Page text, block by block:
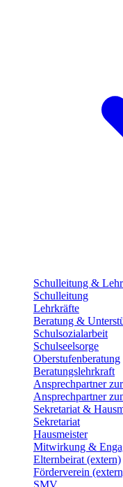
Schulleitung &
Schulleitung
Lehrkräfte
Beratung &
Schulsozialarbeit
Schulseelsorge
Oberstufenberatung
Beratungslehrkraft
Ansprechpartner
Ansprechpartner
Sekretariat &
Sekretariat
Hausmeister
Mitwirkung &
Elternbeirat (extern)
Förderverein
SMV